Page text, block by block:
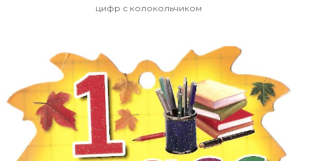
цифр с колокольчиком